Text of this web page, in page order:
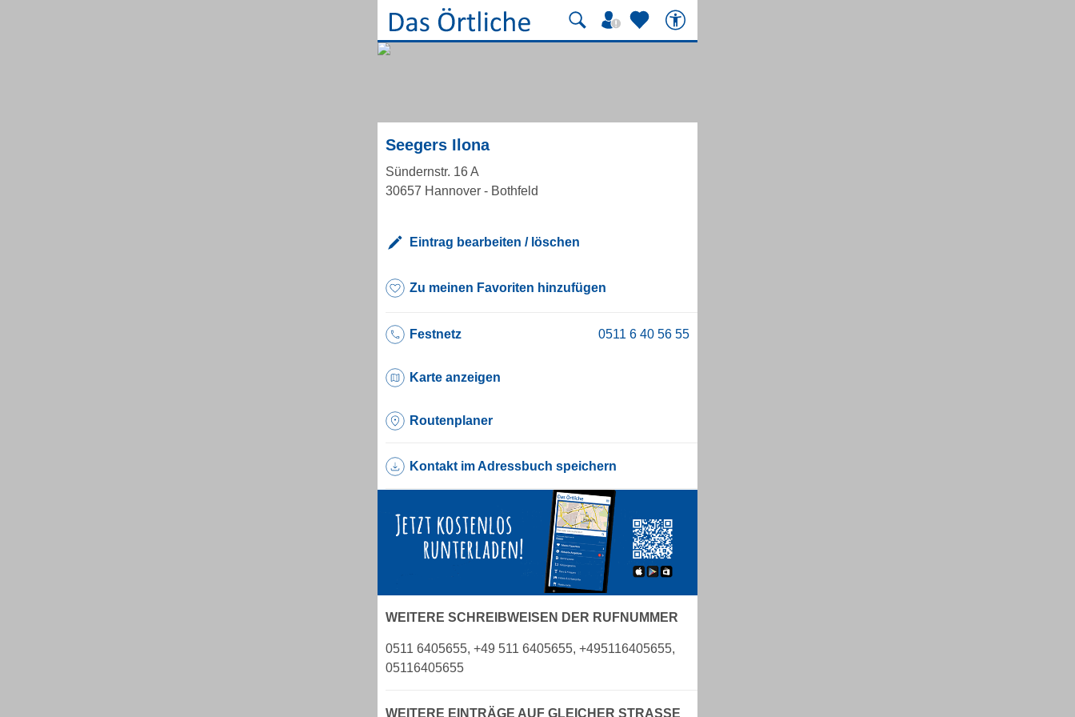
Seegers Ilona
Sündernstr. 16 A
30657 Hannover - Bothfeld
Eintrag bearbeiten / löschen
Zu meinen Favoriten hinzufügen
Festnetz
Karte anzeigen
Routenplaner
Kontakt im Adressbuch speichern
WEITERE SCHREIBWEISEN DER RUFNUMMER
0511 6405655, +49 511 6405655, +495116405655,
05116405655
WEITERE EINTRÄGE AUF GLEICHER STRASSE